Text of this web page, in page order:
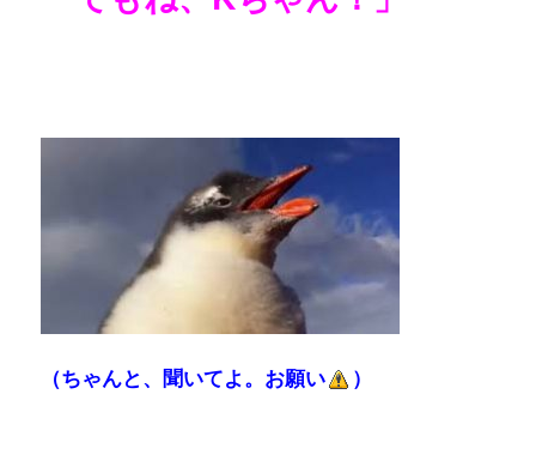
（ちゃんと、聞いてよ。お願い ）